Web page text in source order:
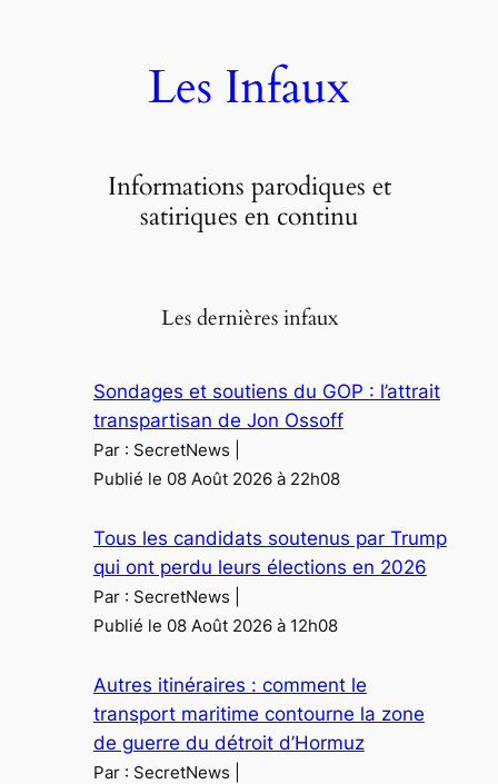
Les Infaux
Informations parodiques et
satiriques en continu
Les dernières infaux
Sondages et soutiens du GOP : l’attrait
transpartisan de Jon Ossoff
Par : SecretNews
Publié le 08 Août 2026 à 22h08
Tous les candidats soutenus par Trump
qui ont perdu leurs élections en 2026
Par : SecretNews
Publié le 08 Août 2026 à 12h08
Autres itinéraires : comment le
transport maritime contourne la zone
de guerre du détroit d’Hormuz
Par : SecretNews